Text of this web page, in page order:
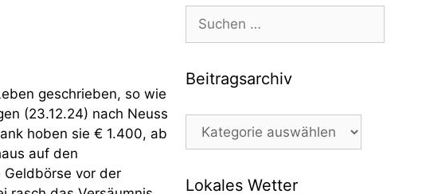
geschrieben, so wie
(23.12.24) nach Neuss
hoben sie € 1.400, ab
auf den
vor der
Suchen
nach:
Beitragsarchiv
Beitragsarchiv
Lokales Wetter